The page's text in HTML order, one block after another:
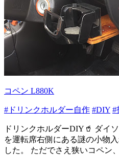
コペン L880K
#ドリンクホルダー自作 #DIY #
ドリンクホルダーDIY🥤 ダイ
を運転席右側にある謎の小物
した。 ただでさえ狭いコペン